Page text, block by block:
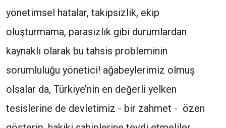
yönetimsel hatalar, takipsizlik, ekip
oluşturmama, parasızlık gibi durumlardan
kaynaklı olarak bu tahsis probleminin
sorumluluğu yönetici! ağabeylerimiz olmuş
olsalar da, Türkiye’nin en değerli yelken
tesislerine de devletimiz - bir zahmet - özen